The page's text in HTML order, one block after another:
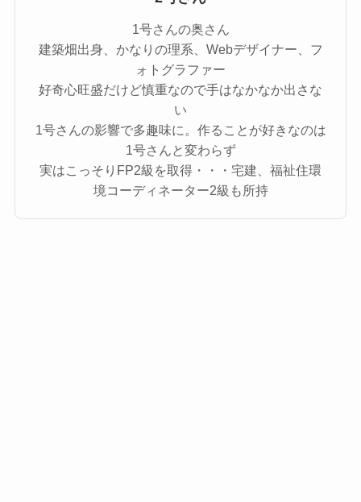
1号さんの奥さん
建築畑出身、かなりの理系、Webデザイナー、フ
ォトグラファー
好奇心旺盛だけど慎重なので手はなかなか出さな
い
1号さんの影響で多趣味に。作ることが好きなのは
1号さんと変わらず
実はこっそりFP2級を取得・・・宅建、福祉住環
境コーディネーター2級も所持